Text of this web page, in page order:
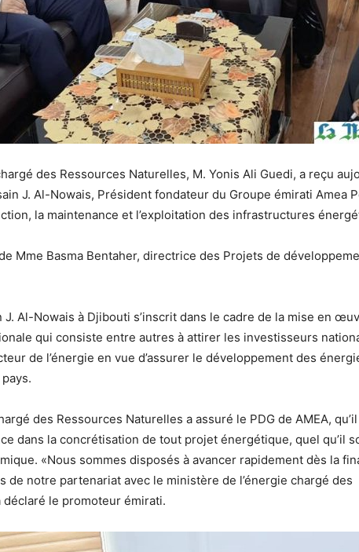
des Ressources Naturelles, M. Yonis Ali Guedi, a reçu
J. Al-Nowais, Président fondateur du Groupe émirati Amea
la maintenance et l’exploitation des infrastructures
Mme Basma Bentaher, directrice des Projets de
J. Al-Nowais à Djibouti s’inscrit dans le cadre de la mise en
qui consiste entre autres à attirer les investisseurs
de l’énergie en vue d’assurer le développement des
des Ressources Naturelles a assuré le PDG de AMEA, qu’il
dans la concrétisation de tout projet énergétique, quel qu’il
«Nous sommes disposés à avancer rapidement dès la
de notre partenariat avec le ministère de l’énergie chargé des
le promoteur émirati.